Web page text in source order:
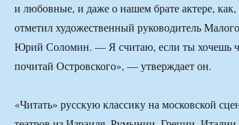
и любовные, и даже о нашем брате актере,
отметил художественный руководитель
Юрий Соломин. — Я считаю, если ты хочешь
почитай Островского», — утверждает он.
«Читать» русскую классику на московской